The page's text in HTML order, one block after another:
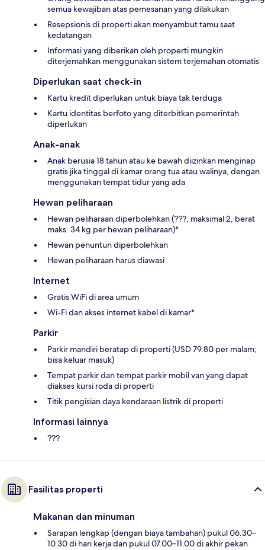
semua kewajiban atas pemesanan yang dilakukan
Resepsionis di properti akan menyambut tamu saat
kedatangan
Informasi yang diberikan oleh properti mungkin
diterjemahkan menggunakan sistem terjemahan otomatis
Diperlukan saat check-in
Kartu kredit diperlukan untuk biaya tak terduga
Kartu identitas berfoto yang diterbitkan pemerintah
diperlukan
Anak-anak
Anak berusia 18 tahun atau ke bawah diizinkan menginap
gratis jika tinggal di kamar orang tua atau walinya, dengan
menggunakan tempat tidur yang ada
Hewan peliharaan
Hewan peliharaan diperbolehkan (???, maksimal 2, berat
maks. 34 kg per hewan peliharaan)*
Hewan penuntun diperbolehkan
Hewan peliharaan harus diawasi
Internet
Gratis WiFi di area umum
Wi-Fi dan akses internet kabel di kamar*
Parkir
Parkir mandiri beratap di properti (USD 79.80 per malam;
bisa keluar masuk)
Tempat parkir dan tempat parkir mobil van yang dapat
diakses kursi roda di properti
Titik pengisian daya kendaraan listrik di properti
Informasi lainnya
???
Fasilitas properti
Makanan dan minuman
Sarapan lengkap (dengan biaya tambahan) pukul 06.30–
10.30 di hari kerja dan pukul 07.00–11.00 di akhir pekan